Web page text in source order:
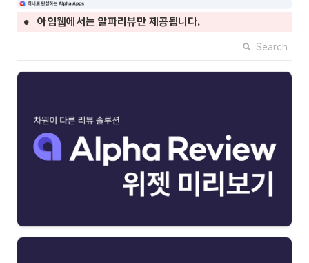
• 아임웹에서는 알파리뷰만 제공됩니다.
Search